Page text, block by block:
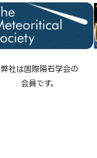
弊社は国際隕石学会の
会員です。